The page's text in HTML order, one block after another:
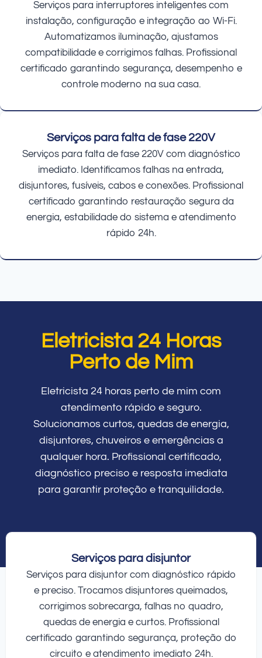
Serviços para interruptores inteligentes com
instalação, configuração e integração ao Wi-Fi.
Automatizamos iluminação, ajustamos
compatibilidade e corrigimos falhas. Profissional
certificado garantindo segurança, desempenho e
controle moderno na sua casa.
Serviços para falta de fase 220V
Serviços para falta de fase 220V com diagnóstico
imediato. Identificamos falhas na entrada,
disjuntores, fusíveis, cabos e conexões. Profissional
certificado garantindo restauração segura da
energia, estabilidade do sistema e atendimento
rápido 24h.
Eletricista 24 Horas
Perto de Mim
Eletricista 24 horas perto de mim com
atendimento rápido e seguro.
Solucionamos curtos, quedas de energia,
disjuntores, chuveiros e emergências a
qualquer hora. Profissional certificado,
diagnóstico preciso e resposta imediata
para garantir proteção e tranquilidade.
Serviços para disjuntor
Serviços para disjuntor com diagnóstico rápido
e preciso. Trocamos disjuntores queimados,
corrigimos sobrecarga, falhas no quadro,
quedas de energia e curtos. Profissional
certificado garantindo segurança, proteção do
circuito e atendimento imediato 24h.